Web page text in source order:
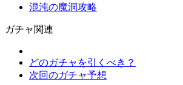
混沌の魔洞攻略
ガチャ関連
どのガチャを引くべき？
次回のガチャ予想